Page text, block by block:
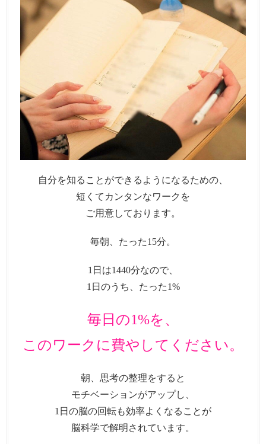
自分を知ることができるようになるための、
短くてカンタンなワークを
ご用意しております。
毎朝、たった15分。
1日は1440分なので、
1日のうち、たった1%
毎日の1%を、
このワークに費やしてください。
朝、思考の整理をすると
モチベーションがアップし、
1日の脳の回転も効率よくなることが
脳科学で解明されています。